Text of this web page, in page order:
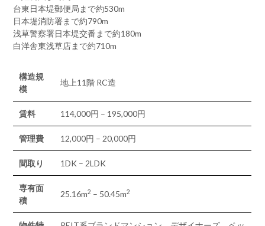
台東日本堤郵便局まで約530m
日本堤消防署まで約790m
浅草警察署日本堤交番まで約180m
白洋舎東浅草店まで約710m
構造規
模
地上11階 RC造
賃料 114,000円 – 195,000円
管理費 12,000円 – 20,000円
間取り 1DK – 2LDK
専有面
積
25.16m2 – 50.45m2